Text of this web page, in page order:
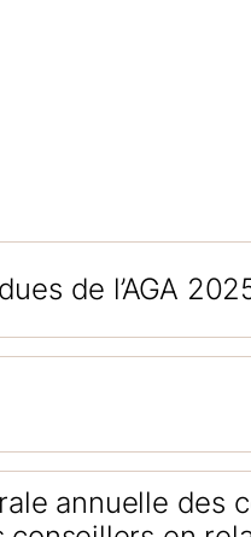
de l’AGA
annuelle des